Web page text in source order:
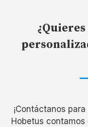
¡Contáctanos
Hobetus